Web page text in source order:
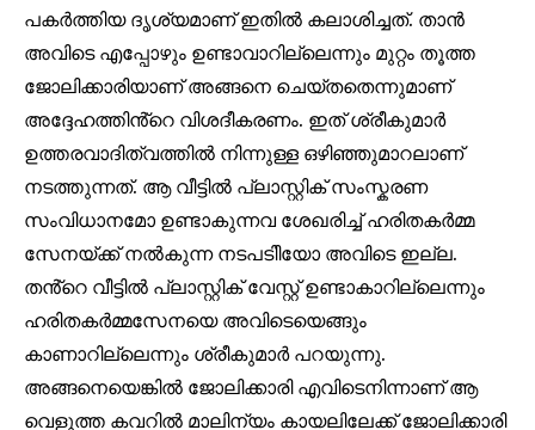
Join our community of
SUBSCRIBERS and be part of the
conversation.
To subscribe, simply enter your email address on our website
പകർത്തിയ ദൃശ്യമാണ് ഇതിൽ കലാശിച്ചത്. താൻ
അവിടെ എപ്പോഴും ഉണ്ടാവാറില്ലെന്നും മുറ്റം തൂത്ത
ജോലിക്കാരിയാണ് അങ്ങനെ ചെയ്തതെന്നുമാണ്
അദ്ദേഹത്തിൻ്റെ വിശദീകരണം. ഇത് ശ്രീകുമാർ
ഉത്തരവാദിത്വത്തിൽ നിന്നുള്ള ഒഴിഞ്ഞുമാറലാണ്
നടത്തുന്നത്. ആ വീട്ടിൽ പ്ലാസ്റ്റിക് സംസ്കരണ
സംവിധാനമോ ഉണ്ടാകുന്നവ ശേഖരിച്ച് ഹരിതകർമ്മ
സേനയ്ക്ക് നൽകുന്ന നടപടിിയോ അവിടെ ഇല്ല.
തൻ്റെ വീട്ടിൽ പ്ലാസ്റ്റിക് വേസ്റ്റ് ഉണ്ടാകാറില്ലെന്നും
ഹരിതകർമ്മസേനയെ അവിടെയെങ്ങും
കാണാറില്ലെന്നും ശ്രീകുമാർ പറയുന്നു.
അങ്ങനെയെങ്കിൽ ജോലിക്കാരി എവിടെനിന്നാണ് ആ
വെളുത്ത കവറിൽ മാലിന്യം കായലിലേക്ക് ജോലിക്കാരി